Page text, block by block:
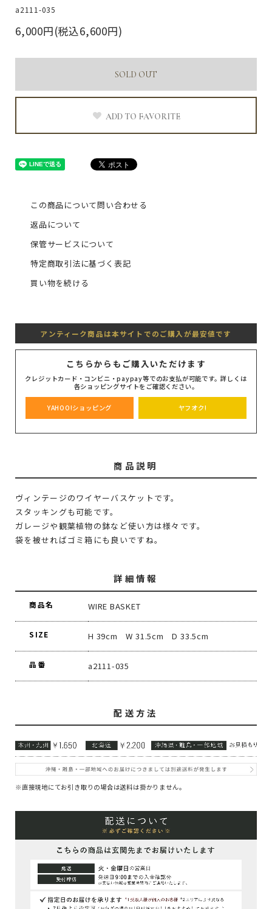
a2111-035
6,000円(税込6,600円)
SOLD OUT
ADD TO FAVORITE
この商品について問い合わせる
返品について
保管サービスについて
特定商取引法に基づく表記
買い物を続ける
アンティーク商品は本サイトでのご購入が最安値です
こちらからもご購入いただけます
クレジットカード・コンビニ・paypay等でのお支払が可能です。詳しくは
各ショッピングサイトをご確認ください。
YAHOO!ショッピング ヤフオク!
商品説明
ヴィンテージのワイヤーバスケットです。
スタッキングも可能です。
ガレージや観葉植物の鉢など使い方は様々です。
袋を被せればゴミ箱にも良いですね。
詳細情報
商品名 WIRE BASKET
SIZE H 39cm W 31.5cm D 33.5cm
品番 a2111-035
配送方法
※直接現地にてお引き取りの場合は送料は掛かりません。